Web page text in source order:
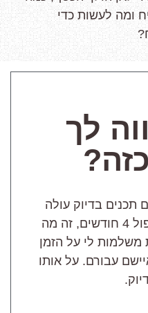
ומה לעשות כדי
לך
תכנים בדיוק עולה
5,500 שקלים לחודש כפול 4 חודשים, זה מה
משלמות לי על הזמן
עבורם. על אותו